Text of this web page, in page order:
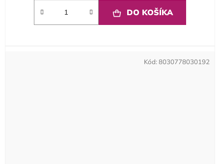
DO KOŠÍKA
Kód: 8030778030192